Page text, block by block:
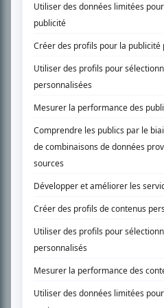
SUR LE RÉSEAU BIZZ MÉDIA
PLAN DU SITE
Accueil
Liste des oeuvres
Recherche avancée
À propos
Nous contacter
Termes et conditions
Politique de confidentialité
Gestion du consentement